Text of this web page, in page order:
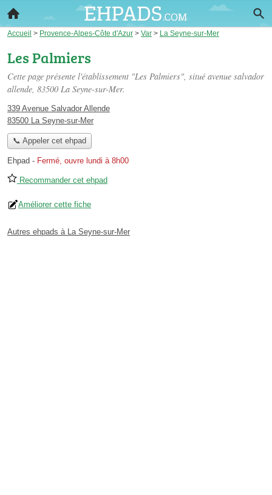
Accueil > Provence-Alpes-Côte d'Azur > Var > La Seyne-sur-Mer
Les Palmiers
Cette page présente l'établissement "Les Palmiers", situé avenue salvador
allende, 83500 La Seyne-sur-Mer.
339 Avenue Salvador Allende
83500 La Seyne-sur-Mer
📞 Appeler cet ehpad
Ehpad - Fermé, ouvre lundi à 8h00
Recommander cet ehpad
Améliorer cette fiche
Autres ehpads à La Seyne-sur-Mer